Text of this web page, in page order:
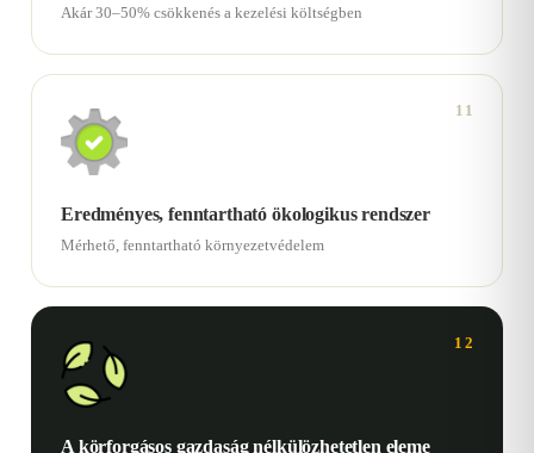
Akár 30–50% csökkenés a kezelési költségben
11
Eredményes, fenntartható ökologikus rendszer
Mérhető, fenntartható környezetvédelem
12
A körforgásos gazdaság nélkülözhetetlen eleme